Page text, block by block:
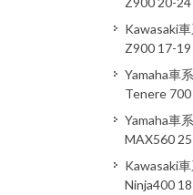
Kawasaki
Z900 17-19
Yamaha車
Tenere
Yamaha車
MAX560
Kawasaki
Ninja400